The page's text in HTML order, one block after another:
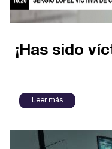
¡Has sido
Leer más